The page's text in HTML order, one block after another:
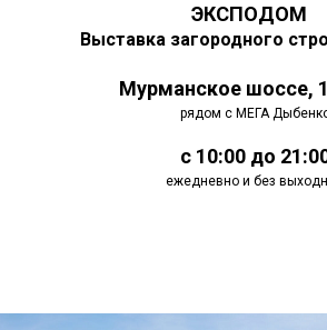
ЭКСПОДОМ
Выставка загородного
Мурманское шоссе,
рядом с МЕГА
с 10:00 до
ежедневно и без